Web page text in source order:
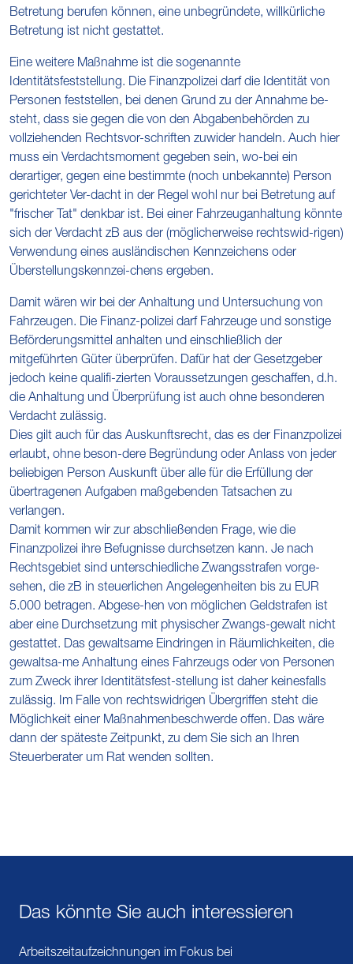
Betretung berufen können, eine unbegründete, willkürliche
Betretung ist nicht gestattet.
Eine weitere Maßnahme ist die sogenannte
Identitätsfeststellung. Die Finanzpolizei darf die Identität von
Personen feststellen, bei denen Grund zu der Annahme be-
steht, dass sie gegen die von den Abgabenbehörden zu
vollziehenden Rechtsvor-schriften zuwider handeln. Auch hier
muss ein Verdachtsmoment gegeben sein, wo-bei ein
derartiger, gegen eine bestimmte (noch unbekannte) Person
gerichteter Ver-dacht in der Regel wohl nur bei Betretung auf
"frischer Tat" denkbar ist. Bei einer Fahrzeuganhaltung könnte
sich der Verdacht zB aus der (möglicherweise rechtswid-rigen)
Verwendung eines ausländischen Kennzeichens oder
Überstellungskennzei-chens ergeben.
Damit wären wir bei der Anhaltung und Untersuchung von
Fahrzeugen. Die Finanz-polizei darf Fahrzeuge und sonstige
Beförderungsmittel anhalten und einschließlich der
mitgeführten Güter überprüfen. Dafür hat der Gesetzgeber
jedoch keine qualifi-zierten Voraussetzungen geschaffen, d.h.
die Anhaltung und Überprüfung ist auch ohne besonderen
Verdacht zulässig.
Dies gilt auch für das Auskunftsrecht, das es der Finanzpolizei
erlaubt, ohne beson-dere Begründung oder Anlass von jeder
beliebigen Person Auskunft über alle für die Erfüllung der
übertragenen Aufgaben maßgebenden Tatsachen zu
verlangen.
Damit kommen wir zur abschließenden Frage, wie die
Finanzpolizei ihre Befugnisse durchsetzen kann. Je nach
Rechtsgebiet sind unterschiedliche Zwangsstrafen vorge-
sehen, die zB in steuerlichen Angelegenheiten bis zu EUR
5.000 betragen. Abgese-hen von möglichen Geldstrafen ist
aber eine Durchsetzung mit physischer Zwangs-gewalt nicht
gestattet. Das gewaltsame Eindringen in Räumlichkeiten, die
gewaltsa-me Anhaltung eines Fahrzeugs oder von Personen
zum Zweck ihrer Identitätsfest-stellung ist daher keinesfalls
zulässig. Im Falle von rechtswidrigen Übergriffen steht die
Möglichkeit einer Maßnahmenbeschwerde offen. Das wäre
dann der späteste Zeitpunkt, zu dem Sie sich an Ihren
Steuerberater um Rat wenden sollten.
Das könnte Sie auch interessieren
Arbeitszeitaufzeichnungen im Fokus bei